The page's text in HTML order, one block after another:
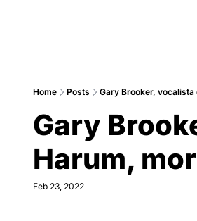
Home Posts Gary Brooker, vocalista
Gary
Harum,
Feb 23, 2022